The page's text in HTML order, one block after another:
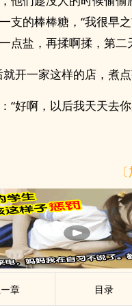
支的棒棒糖，“我很早
点盐，再揉啊揉，第二
就开一家这样的店，煮
“好啊，以后我天天去你
章 目录